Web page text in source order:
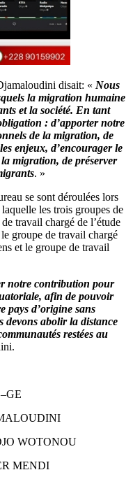
disait: « Nous
la migration humaine
et la société. En tant
: d’apporter notre
de la migration, de
enjeux, d’encourager le
migration, de préserver
. »
se sont déroulées lors
les trois groupes de
travail chargé de l’étude
groupe de travail chargé
et le groupe de travail
notre contribution pour
afin de pouvoir
pays d’origine sans
devons abolir la distance
restées au
WOTONOU
MENDI